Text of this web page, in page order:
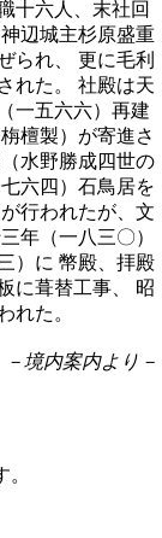
十六人、末社回
辺城主杉原盛重
られ、 更に毛利
れた。 社殿は天
一五六六）再建
檀製）が寄進さ
水野勝成四世の
六四）石鳥居を
行われたが、文
年（一八三〇）
）に 幣殿、拝殿
に葺替工事、 昭
れた。
－境内案内より－